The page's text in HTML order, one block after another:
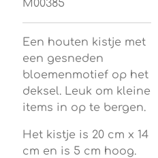
M00385
Een houten kistje met
een gesneden
bloemenmotief op het
deksel. Leuk om kleine
items in op te bergen.
Het kistje is 20 cm x 14
cm en is 5 cm hoog.